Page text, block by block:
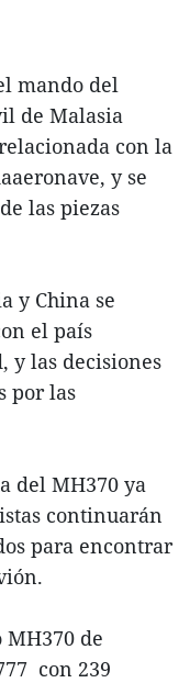
mando del
de Malasia
con la
y se
las piezas
y China se
el país
y las decisiones
por las
del MH370 ya
continuarán
para encontrar
MH370 de
con 239